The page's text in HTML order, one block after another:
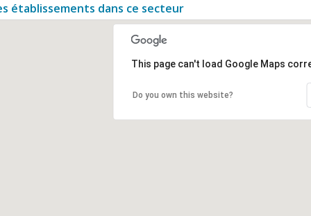
établissements dans ce secteur
This page can't load Google Maps
Do you own this website?